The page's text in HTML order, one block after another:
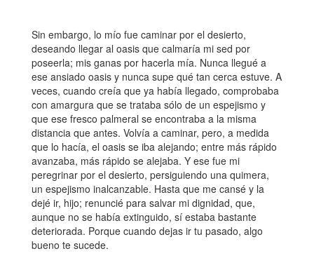
Sin embargo, lo mío fue caminar por el desierto,
deseando llegar al oasis que calmaría mi sed por
poseerla; mis ganas por hacerla mía. Nunca llegué a
ese ansiado oasis y nunca supe qué tan cerca estuve. A
veces, cuando creía que ya había llegado, comprobaba
con amargura que se trataba sólo de un espejismo y
que ese fresco palmeral se encontraba a la misma
distancia que antes. Volvía a caminar, pero, a medida
que lo hacía, el oasis se iba alejando; entre más rápido
avanzaba, más rápido se alejaba. Y ese fue mi
peregrinar por el desierto, persiguiendo una quimera,
un espejismo inalcanzable. Hasta que me cansé y la
dejé ir, hijo; renuncié para salvar mi dignidad, que,
aunque no se había extinguido, sí estaba bastante
deteriorada. Porque cuando dejas ir tu pasado, algo
bueno te sucede.